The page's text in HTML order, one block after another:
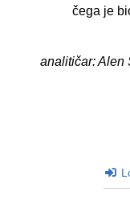
čega je
analitičar: Alen